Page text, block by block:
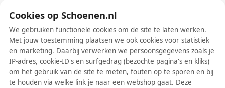
Schoenen.nl
Wis filters Alle filters
Cookies op Schoenen.nl
We gebruiken functionele cookies om de site te laten werken.
Met jouw toestemming plaatsen we ook cookies voor statistiek
en marketing. Daarbij verwerken we persoonsgegevens zoals je
IP-adres, cookie-ID's en surfgedrag (bezochte pagina's en kliks)
om het gebruik van de site te meten, fouten op te sporen en bij
te houden via welke link je naar een webshop gaat. Deze